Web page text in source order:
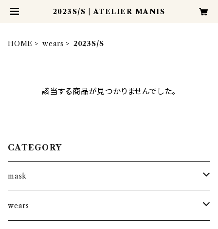
2023S/S | ATELIER MANIS
HOME wears 2023S/S
該当する商品が見つかりませんでした。
CATEGORY
mask
kantha mask
wears